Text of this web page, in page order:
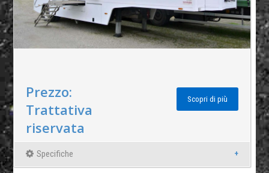
Prezzo:
Trattativa
riservata
Scopri di più
Specifiche